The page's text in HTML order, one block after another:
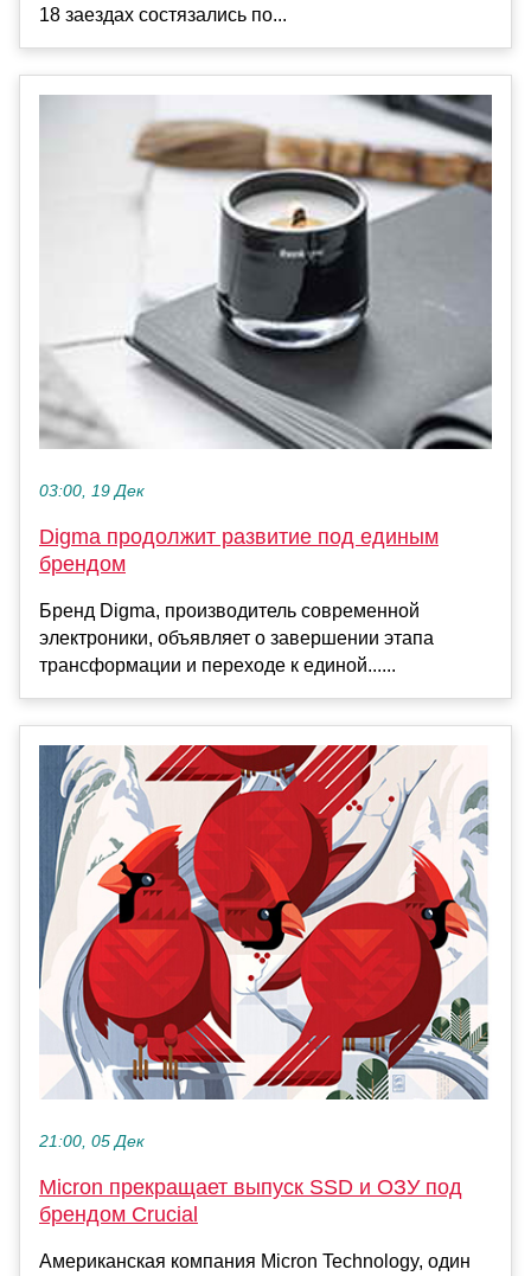
18 заездах состязались по...
03:00, 19 Дек
Digma продолжит развитие под единым
брендом
Бренд Digma, производитель современной
электроники, объявляет о завершении этапа
трансформации и переходе к единой......
21:00, 05 Дек
Micron прекращает выпуск SSD и ОЗУ под
брендом Crucial
Американская компания Micron Technology, один